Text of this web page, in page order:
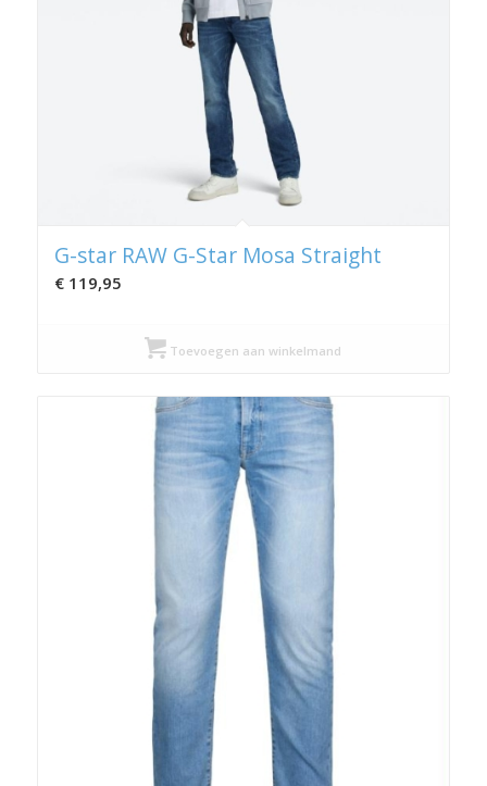
G-star RAW G-Star Mosa Straight
€119,95
Toevoegen aan winkelmand